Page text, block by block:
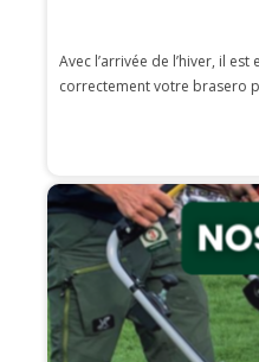
Avec l’arrivée de l’hiver, il
correctement votre brasero